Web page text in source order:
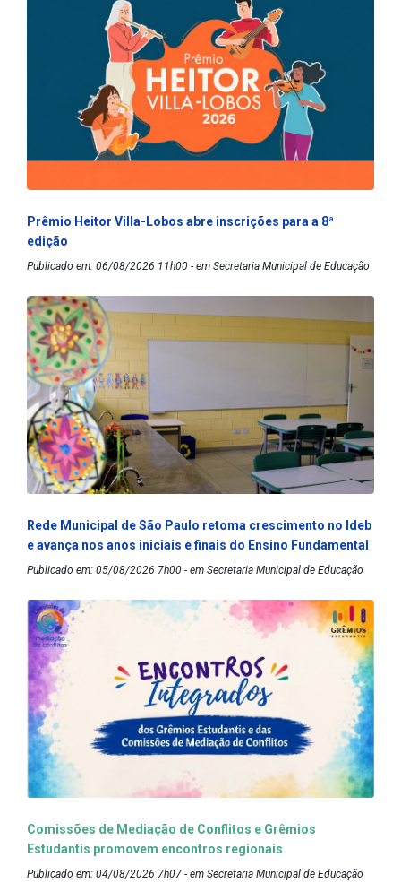
Prêmio Heitor Villa-Lobos abre inscrições para a 8ª
edição
Publicado em: 06/08/2026 11h00 - em Secretaria Municipal de Educação
Rede Municipal de São Paulo retoma crescimento no Ideb
e avança nos anos iniciais e finais do Ensino Fundamental
Publicado em: 05/08/2026 7h00 - em Secretaria Municipal de Educação
Comissões de Mediação de Conflitos e Grêmios
Estudantis promovem encontros regionais
Publicado em: 04/08/2026 7h07 - em Secretaria Municipal de Educação